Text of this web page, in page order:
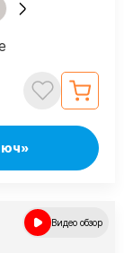
Видео обзор